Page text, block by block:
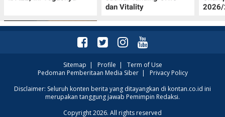
dan Vitality
2026/
Jadwal Persija vs Arema
FC Perebutan Juara 3
Sitemap | Profile | Term of Use
Pedoman Pemberitaan Media Siber| Privacy Policy
Disclaimer: Seluruh konten berita yang ditayangkan di kontan.co.id ini
merupakan tanggung jawab Pemimpin Redaksi.
Copyright 2026. All rights reserved